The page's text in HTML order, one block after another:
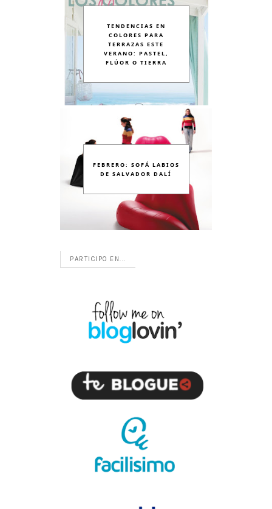
TENDENCIAS EN
COLORES PARA
TERRAZAS ESTE
VERANO: PASTEL,
FLÚOR O TIERRA
FEBRERO: SOFÁ LABIOS
DE SALVADOR DALÍ
PARTICIPO EN...